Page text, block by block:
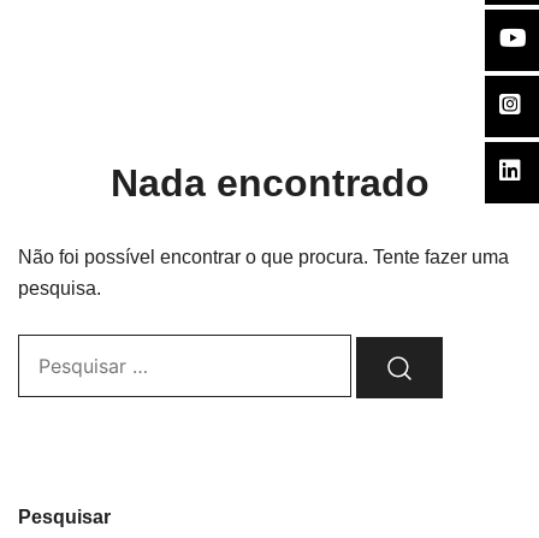
Nada encontrado
Não foi possível encontrar o que procura. Tente fazer uma
pesquisa.
Pesquisar